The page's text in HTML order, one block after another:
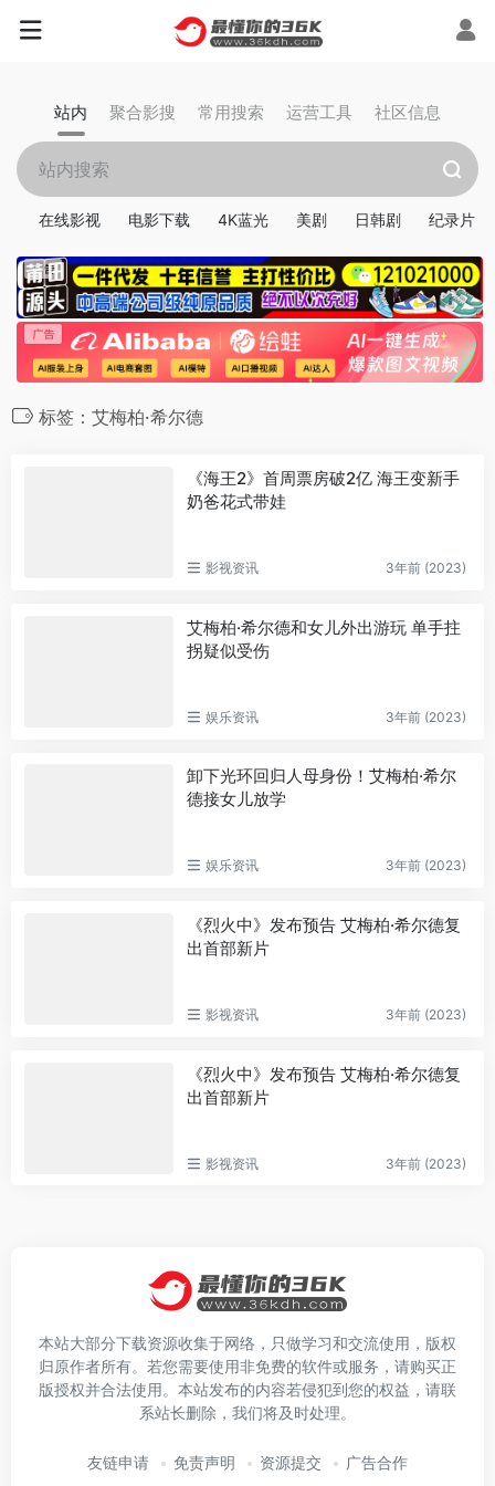
站内 聚合影搜 常用搜索 运营工具 社区信息
在线影视 电影下载 4K蓝光 美剧 日韩剧 纪录片
标签：艾梅柏·希尔德
《海王2》首周票房破2亿 海王变新手
奶爸花式带娃
影视资讯 3年前 (2023)
艾梅柏·希尔德和女儿外出游玩 单手拄
拐疑似受伤
娱乐资讯 3年前 (2023)
卸下光环回归人母身份！艾梅柏·希尔
德接女儿放学
娱乐资讯 3年前 (2023)
《烈火中》发布预告 艾梅柏·希尔德复
出首部新片
影视资讯 3年前 (2023)
《烈火中》发布预告 艾梅柏·希尔德复
出首部新片
影视资讯 3年前 (2023)
本站大部分下载资源收集于网络，只做学习和交流使用，版权
归原作者所有。若您需要使用非免费的软件或服务，请购买正
版授权并合法使用。本站发布的内容若侵犯到您的权益，请联
系站长删除，我们将及时处理。
友链申请 免责声明 资源提交 广告合作